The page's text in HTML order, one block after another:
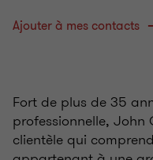
Ajouter à mes contacts
Fort de plus de 35
professionnelle,
clientèle qui